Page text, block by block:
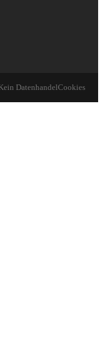
DatenhandelCookies